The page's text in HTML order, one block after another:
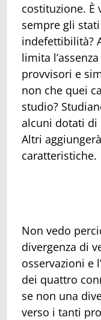
costituzione. È
sempre gli
indefettibilità?
limita
provvisori e
non che quei
studio?
alcuni dotati di
Altri
caratteristiche.
Non vedo
divergenza di
osservazioni e
dei quattro
se non una
verso i tanti